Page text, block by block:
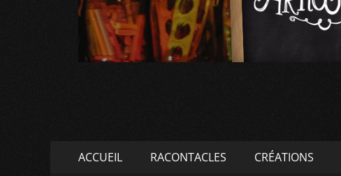
Menu
ACCUEIL RACONTACLES CRÉATIONS